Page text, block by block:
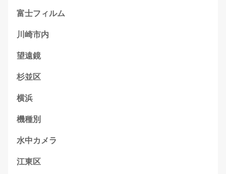
富士フィルム
川崎市内
望遠鏡
杉並区
横浜
機種別
水中カメラ
江東区